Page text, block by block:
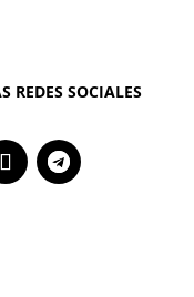
REDES SOCIALES